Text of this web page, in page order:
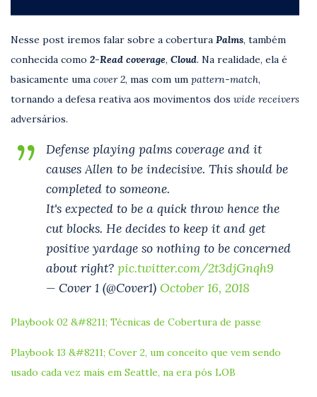
Nesse post iremos falar sobre a cobertura Palms, também
conhecida como 2-Read coverage, Cloud. Na realidade, ela é
basicamente uma cover 2, mas com um pattern-match,
tornando a defesa reativa aos movimentos dos wide receivers
adversários.
Defense playing palms coverage and it
causes Allen to be indecisive. This should be
completed to someone.
It's expected to be a quick throw hence the
cut blocks. He decides to keep it and get
positive yardage so nothing to be concerned
about right? pic.twitter.com/2t3djGnqh9
— Cover 1 (@Cover1) October 16, 2018
Playbook 02 &#8211; Técnicas de Cobertura de passe
Playbook 13 &#8211; Cover 2, um conceito que vem sendo
usado cada vez mais em Seattle, na era pós LOB